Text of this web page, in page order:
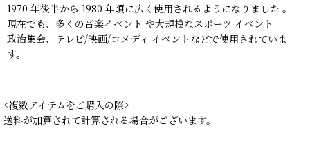
1970 年後半から 1980 年頃に広く使用されるようになりました 。
現在でも、多くの音楽イベント や大規模なスポーツ イベント
政治集会、テレビ/映画/コメディ イベントなどで使用されていま
す。
<複数アイテムをご購入の際>
送料が加算されて計算される場合がございます。